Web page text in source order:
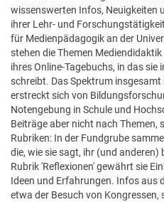
wissenswerten Infos, Neuigkeiten
ihrer Lehr- und
für Medienpädagogik an der
stehen die Themen
ihres Online-Tagebuchs, in das
schreibt. Das Spektrum
erstreckt sich von
Notengebung in Schule und
Beiträge aber nicht nach Themen,
Rubriken: In der Fundgrube
die, wie sie sagt, ihr (und anderen)
Rubrik 'Reflexionen' gewährt sie
Ideen und Erfahrungen. Infos aus
etwa der Besuch von Kongressen,